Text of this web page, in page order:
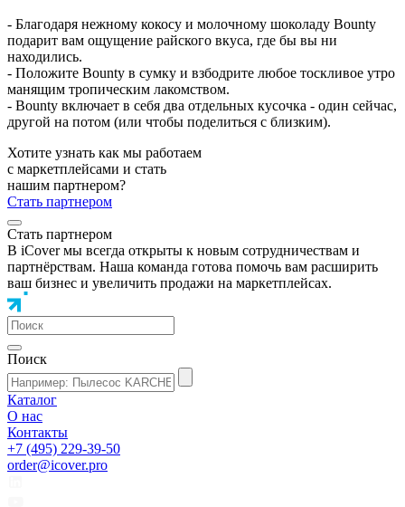
- Благодаря нежному кокосу и молочному шоколаду Bounty
подарит вам ощущение райского вкуса, где бы вы ни
находились.
- Положите Bounty в сумку и взбодрите любое тоскливое утро
манящим тропическим лакомством.
- Bounty включает в себя два отдельных кусочка - один сейчас,
другой на потом (или чтобы поделиться с близким).
Хотите узнать как мы работаем
с маркетплейсами и стать
нашим партнером?
Стать партнером
Стать партнером
В iCover мы всегда открыты к новым сотрудничествам и
партнёрствам. Наша команда готова помочь вам расширить
ваш бизнес и увеличить продажи на маркетплейсах.
Поиск
Каталог
О нас
Контакты
+7 (495) 229-39-50
order@icover.pro